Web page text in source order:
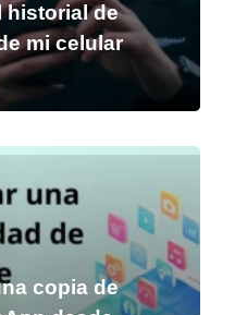
historial de
mi celular
copia de